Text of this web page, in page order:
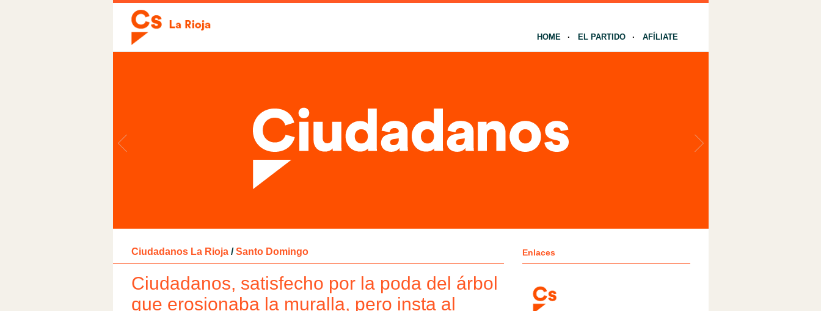
HOME EL PARTIDO AFÍLIATE
Ciudadanos La Rioja / Santo Domingo
Ciudadanos, satisfecho por la poda del árbol
que erosionaba la muralla, pero insta al
Enlaces